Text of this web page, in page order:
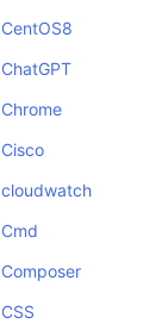
CentOS8
ChatGPT
Chrome
Cisco
cloudwatch
Cmd
Composer
CSS